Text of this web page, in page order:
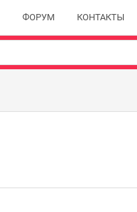
ФОРУМ КОНТАКТЫ